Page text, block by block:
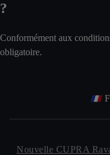
?
Conformément aux
obligatoire.
Nouvelle CUPRA